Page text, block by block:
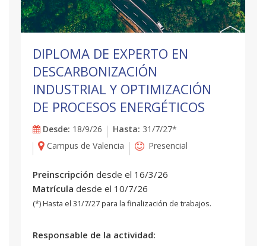
DIPLOMA DE EXPERTO EN
DESCARBONIZACIÓN
INDUSTRIAL Y OPTIMIZACIÓN
DE PROCESOS ENERGÉTICOS
Desde: 18/9/26 Hasta: 31/7/27*
Campus de Valencia
Presencial
Preinscripción desde el 16/3/26
Matrícula desde el 10/7/26
(*) Hasta el 31/7/27 para la finalización de trabajos.
Responsable de la actividad: